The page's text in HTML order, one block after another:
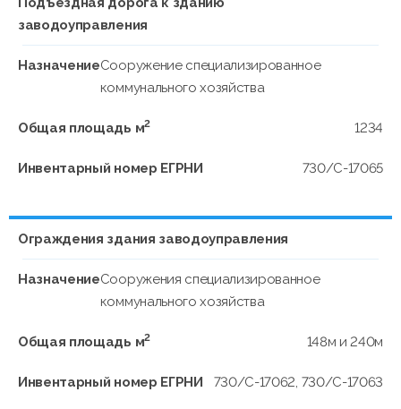
заводоуправления
НазначениеСооружение специализированное
коммунального хозяйства
Общая площадь м2 1234
Инвентарный номер ЕГРНИ 730/С-17065
Ограждения здания заводоуправления
НазначениеСооружения специализированное
коммунального хозяйства
Общая площадь м2 148м и 240м
Инвентарный номер ЕГРНИ 730/C-17062, 730/C-17063